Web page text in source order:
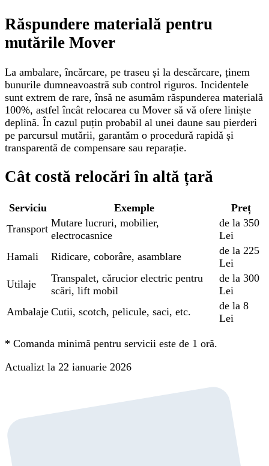
Răspundere materială pentru
mutările Mover
La ambalare, încărcare, pe traseu și la descărcare, ținem
bunurile dumneavoastră sub control riguros. Incidentele
sunt extrem de rare, însă ne asumăm răspunderea materială
100%, astfel încât relocarea cu Mover să vă ofere liniște
deplină. În cazul puțin probabil al unei daune sau pierderi
pe parcursul mutării, garantăm o procedură rapidă și
transparentă de compensare sau reparație.
Cât costă relocări în altă țară
Serviciu Exemple
Preț
Transport Mutare lucruri, mobilier,
electrocasnice
de la 350
Lei
Hamali
Ridicare, coborâre, asamblare
de la 225
Lei
Utilaje
Transpalet, cărucior electric pentru
scări, lift mobil
de la 300
Lei
Ambalaje Cutii, scotch, pelicule, saci, etc.
de la 8
Lei
* Comanda minimă pentru servicii este de 1 oră.
Actualizt la 22 ianuarie 2026